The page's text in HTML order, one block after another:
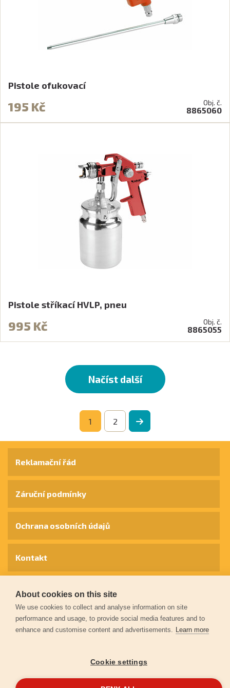
Pistole ofukovací
195 Kč Obj. č.
8865060
Pistole stříkací HVLP, pneu
995 Kč Obj. č.
8865055
Načíst další
1 2
© 2026Extol.cz- Všechna práva vyhrazena
Reklamační řád
Záruční podmínky
Ochrana osobních údajů
Kontakt
VytvořiloFEO
About cookies on this site
We use cookies to collect and analyse information on site
performance and usage, to provide social media features and to
enhance and customise content and advertisements. Learn more
Cookie settings